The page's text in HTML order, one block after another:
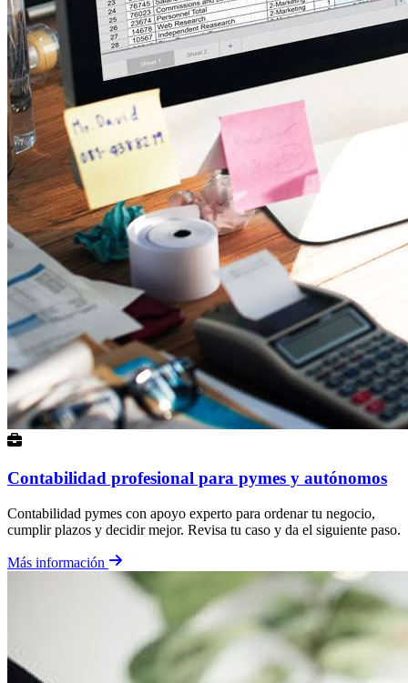
Contabilidad profesional para pymes y autónomos
Contabilidad pymes con apoyo experto para ordenar tu negocio,
cumplir plazos y decidir mejor. Revisa tu caso y da el siguiente paso.
Más información